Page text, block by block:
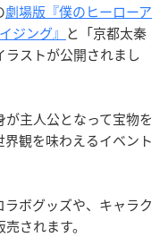
劇場版『僕のヒーローア
ジング』 と「京都太秦
ストが公開されまし
主人公となって宝物を
観を味わえるイベント
ボグッズや、キャラク
されます。